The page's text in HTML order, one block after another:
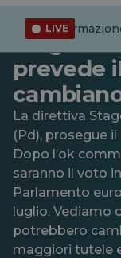
LIVE
A che
Stage al
prevede
La direttiva
(Pd), prosegue
Dopo l’ok
saranno il voto
Parlamento
luglio. Vediamo
potrebbero
maggiori tutele